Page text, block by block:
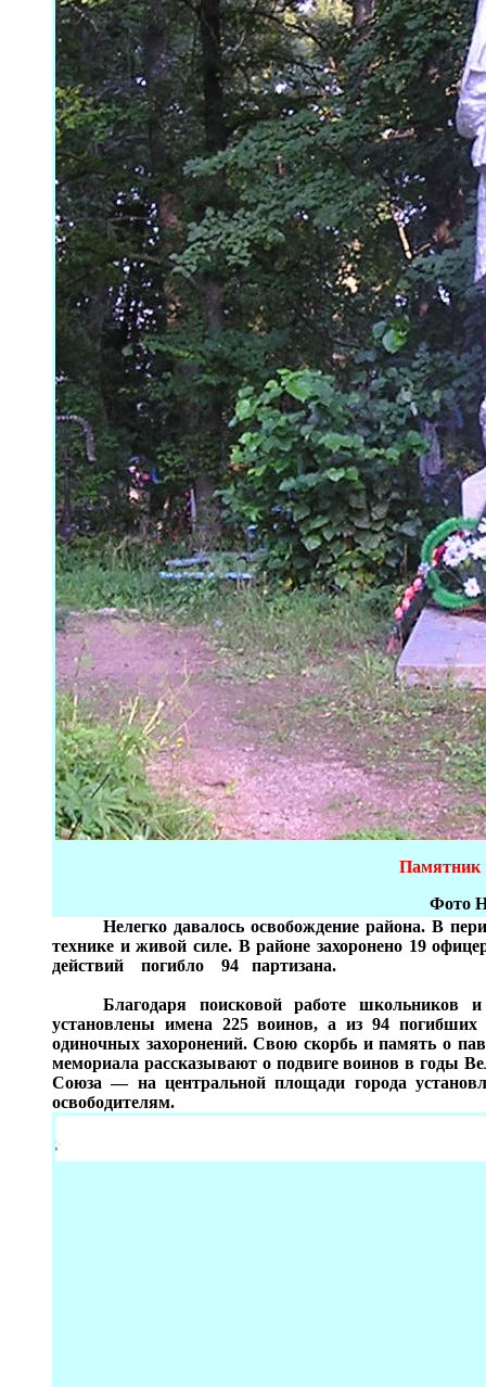
Памятник
Фото
Нелегко давалось освобождение района. В
технике и живой силе. В районе захоронено 19
действий погибло 94 партизана.
Благодаря поисковой работе школьников
установлены имена 225 воинов, а из 94
одиночных захоронений. Свою скорбь и память о
мемориала рассказывают о подвиге воинов в годы
Союза — на центральной площади города
освободителям.